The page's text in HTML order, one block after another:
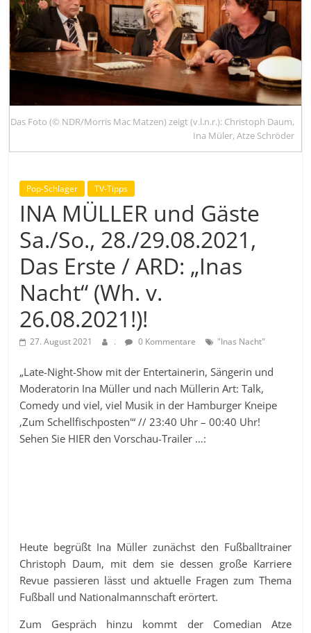
Das Foto (© NDR/Morris Mac Matzen) zeigt (v.l.n.r.): Christoph Daum,
Ina Müler, Atze Schröder
Pop-Schlager TV-Tipps
INA MÜLLER und Gäste
Sa./So., 28./29.08.2021,
Das Erste / ARD: „Inas
Nacht“ (Wh. v.
26.08.2021!)!
27. August 2021 . 0 Kommentare "Inas Nacht"
„Late-Night-Show mit der Entertainerin, Sängerin und
Moderatorin Ina Müller und nach Müllerin Art: Talk,
Comedy und viel, viel Musik in der Hamburger Kneipe
‚Zum Schellfischposten'“ // 23:40 Uhr – 00:40 Uhr!
Sehen Sie HIER den Vorschau-Trailer …:
Heute begrüßt Ina Müller zunächst den Fußballtrainer
Christoph Daum, mit dem sie dessen große Karriere
Revue passieren lässt und aktuelle Fragen zum Thema
Fußball und Nationalmannschaft erörtert.
Zum Gespräch hinzu kommt der Comedian Atze